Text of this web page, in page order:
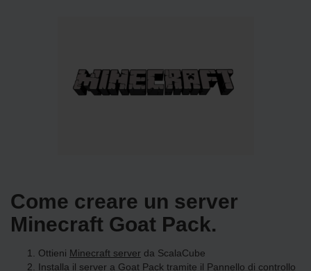
Come creare un server
Minecraft Goat Pack.
Ottieni Minecraft server da ScalaCube
Installa il server a Goat Pack tramite il Pannello di controllo